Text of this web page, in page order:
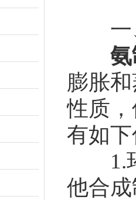
一、
膨胀
性质
有如
1.环
他合